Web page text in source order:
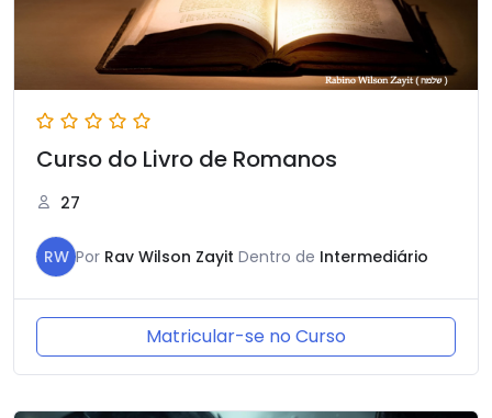
Curso do Livro de Romanos
27
RW Por Rav Wilson Zayit Dentro de Intermediário
Matricular-se no Curso